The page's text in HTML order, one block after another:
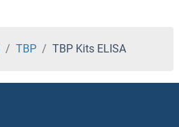
TBP TBP Kits ELISA